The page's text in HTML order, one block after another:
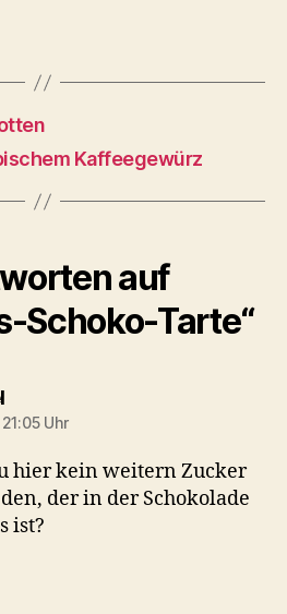
Kaffeegewürz
auf
Schoko-Tarte“
sagt:
Uhr
hier kein weitern Zucker
der in der Schokolade
ist?